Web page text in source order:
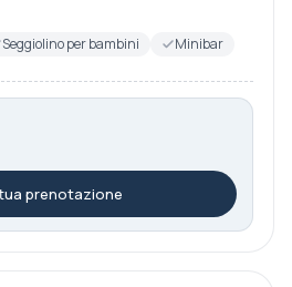
Seggiolino per bambini
Minibar
prenotazione